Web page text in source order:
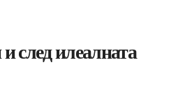
след илеалната